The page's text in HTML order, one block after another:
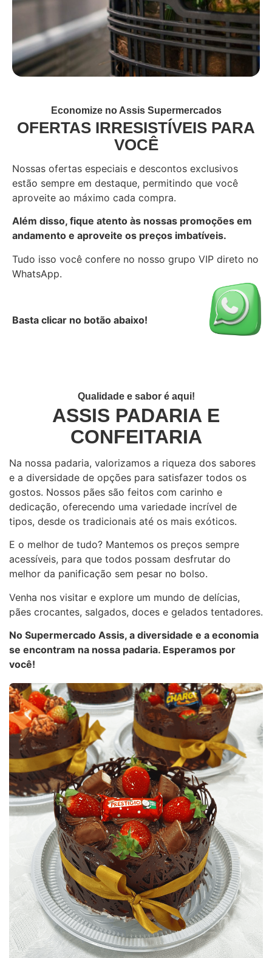
Economize no Assis Supermercados
OFERTAS IRRESISTÍVEIS PARA
VOCÊ
Nossas ofertas especiais e descontos exclusivos
estão sempre em destaque, permitindo que você
aproveite ao máximo cada compra.
Além disso, fique atento às nossas promoções em
andamento e aproveite os preços imbatíveis.
Tudo isso você confere no nosso grupo VIP direto no
WhatsApp.
Basta clicar no botão abaixo!
Qualidade e sabor é aqui!
ASSIS PADARIA E
CONFEITARIA
Na nossa padaria, valorizamos a riqueza dos sabores
e a diversidade de opções para satisfazer todos os
gostos. Nossos pães são feitos com carinho e
dedicação, oferecendo uma variedade incrível de
tipos, desde os tradicionais até os mais exóticos.
E o melhor de tudo? Mantemos os preços sempre
acessíveis, para que todos possam desfrutar do
melhor da panificação sem pesar no bolso.
Venha nos visitar e explore um mundo de delícias,
pães crocantes, salgados, doces e gelados tentadores.
No Supermercado Assis, a diversidade e a economia
se encontram na nossa padaria. Esperamos por
você!